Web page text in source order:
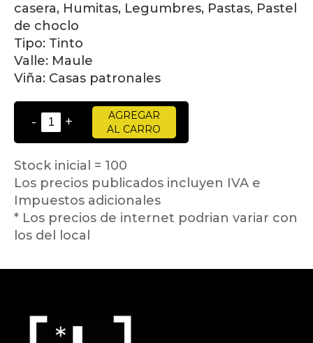
casera, Humitas, Legumbres, Pastas, Pastel
de choclo
Tipo: Tinto
Valle: Maule
Viña: Casas patronales
- +
AGREGAR
AL CARRO
Stock inicial = 100
Los precios publicados incluyen IVA e
Impuestos adicionales
* Los precios de internet podrian variar con
los del local